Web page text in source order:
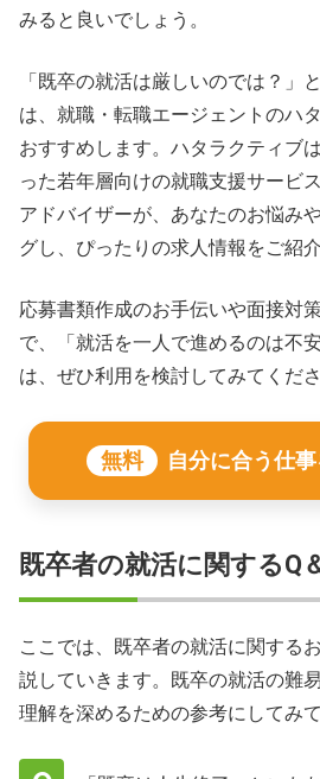
みると良いでしょう。
「既卒の就活は厳しいのでは？」
は、就職・転職エージェントのハ
おすすめします。ハタラクティブ
った若年層向けの就職支援サービ
アドバイザーが、あなたのお悩み
グし、ぴったりの求人情報をご紹介
応募書類作成のお手伝いや面接対
で、「就活を一人で進めるのは不
は、ぜひ利用を検討してみてくださ
無料 自分に合う仕
既卒者の就活に関するQ
ここでは、既卒者の就活に関する
説していきます。既卒の就活の難
理解を深めるための参考にしてみて